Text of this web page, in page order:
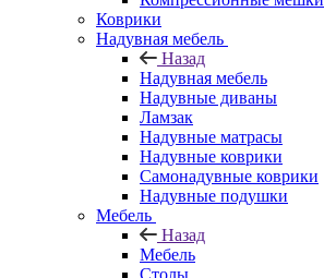
Коврики
Надувная мебель
Назад
Надувная мебель
Надувные диваны
Ламзак
Надувные матрасы
Надувные коврики
Самонадувные коврики
Надувные подушки
Мебель
Назад
Мебель
Столы